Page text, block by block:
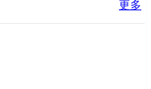
更多